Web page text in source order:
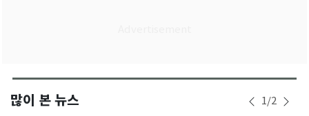
많이 본 뉴스 1/2